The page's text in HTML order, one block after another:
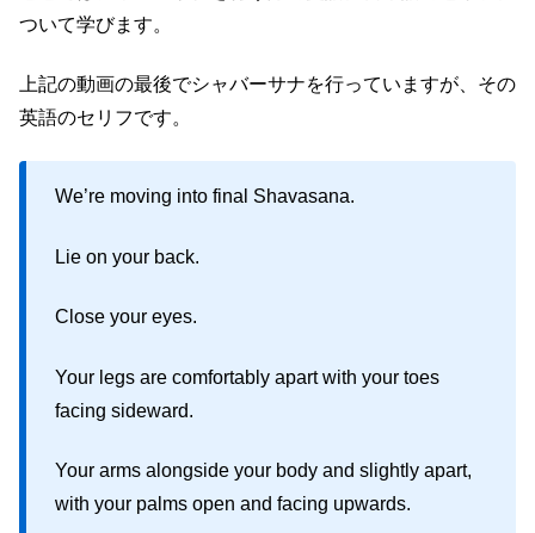
ついて学びます。
上記の動画の最後でシャバーサナを行っていますが、その
英語のセリフです。
We’re moving into final Shavasana.
Lie on your back.
Close your eyes.
Your legs are comfortably apart with your toes
facing sideward.
Your arms alongside your body and slightly apart,
with your palms open and facing upwards.